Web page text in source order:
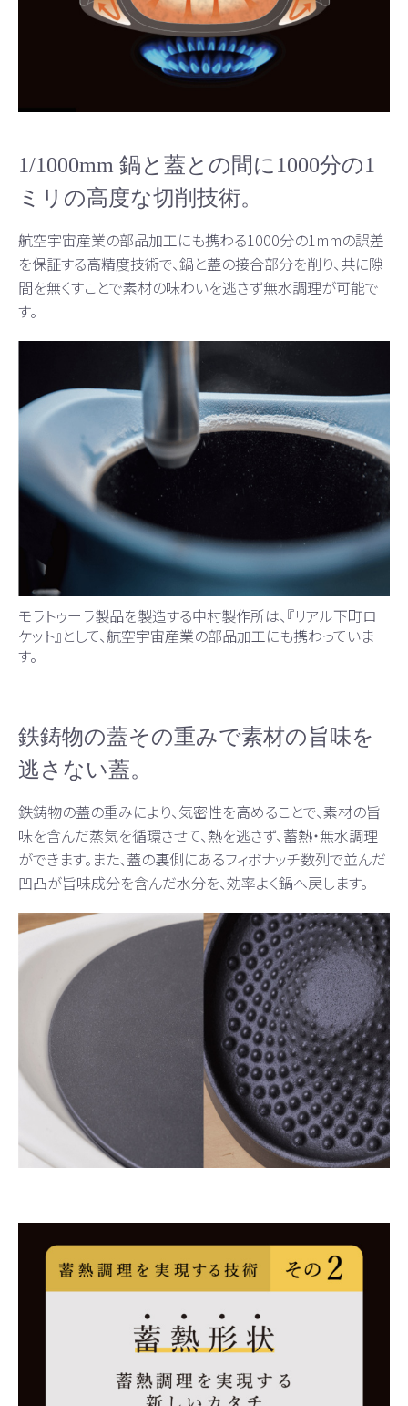
1/1000mm 鍋と蓋との間に1000分の1
ミリの高度な切削技術。
航空宇宙産業の部品加工にも携わる1000分の1mmの誤差
を保証する高精度技術で、鍋と蓋の接合部分を削り、共に隙
間を無くすことで素材の味わいを逃さず無水調理が可能で
す。
モラトゥーラ製品を製造する中村製作所は、『リアル下町ロ
ケット』として、航空宇宙産業の部品加工にも携わっていま
す。
鉄鋳物の蓋その重みで素材の旨味を
逃さない蓋。
鉄鋳物の蓋の重みにより、気密性を高めることで、素材の旨
味を含んだ蒸気を循環させて、熱を逃さず、蓄熱・無水調理
ができます。また、蓋の裏側にあるフィボナッチ数列で並んだ
凹凸が旨味成分を含んだ水分を、効率よく鍋へ戻します。